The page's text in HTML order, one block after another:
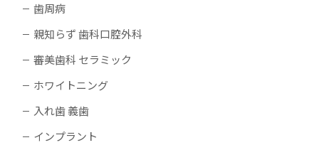
歯周病
親知らず 歯科口腔外科
審美歯科 セラミック
ホワイトニング
入れ歯 義歯
インプラント